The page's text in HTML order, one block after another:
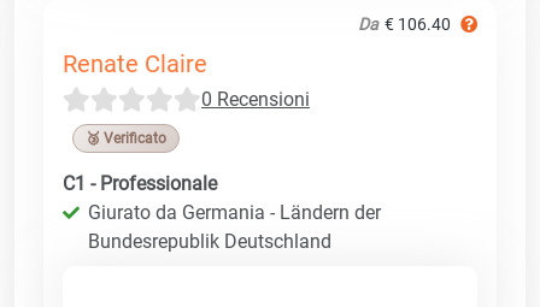
Da € 106.40
Renate Claire
0 Recensioni
🥉 Verificato
C1 - Professionale
Giurato da Germania - Ländern der
Bundesrepublik Deutschland